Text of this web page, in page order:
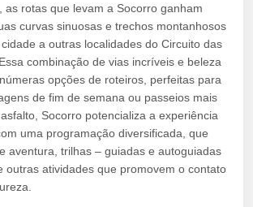
as rotas que levam a Socorro ganham
curvas sinuosas e trechos montanhosos
a outras localidades do Circuito das
combinação de vias incríveis e beleza
opções de roteiros, perfeitas para
de fim de semana ou passeios mais
Socorro potencializa a experiência
uma programação diversificada, que
aventura, trilhas – guiadas e autoguiadas
outras atividades que promovem o contato